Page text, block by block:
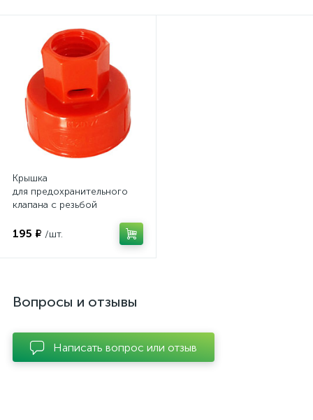
Крышка
для предохранительного
клапана с резьбой
195 ₽ /шт.
Вопросы и отзывы
Написать вопрос или отзыв